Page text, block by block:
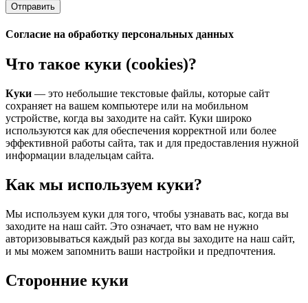
Отправить
Согласие на обработку персональных данных
Что такое куки (cookies)?
Куки — это небольшие текстовые файлы, которые сайт
сохраняет на вашем компьютере или на мобильном
устройстве, когда вы заходите на сайт. Куки широко
используются как для обеспечения корректной или более
эффективной работы сайта, так и для предоставления нужной
информации владельцам сайта.
Как мы используем куки?
Мы используем куки для того, чтобы узнавать вас, когда вы
заходите на наш сайт. Это означает, что вам не нужно
авторизовываться каждый раз когда вы заходите на наш сайт,
и мы можем запомнить ваши настройки и предпочтения.
Сторонние куки